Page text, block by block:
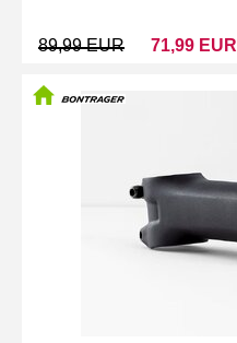
89,99 EUR 71,99 EUR